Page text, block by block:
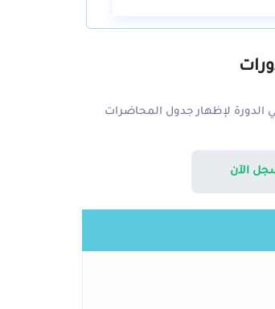
لإظهار جدول المحاضرات
الآن